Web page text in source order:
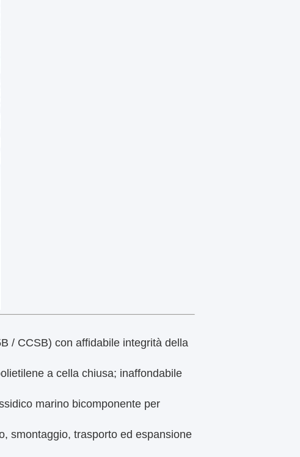
/ CCSB) con affidabile integrità della
a cella chiusa; inaffondabile
marino bicomponente per
smontaggio, trasporto ed espansione